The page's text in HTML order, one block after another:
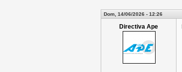
Dom, 14/06/2026 - 12:26
Directiva Ape